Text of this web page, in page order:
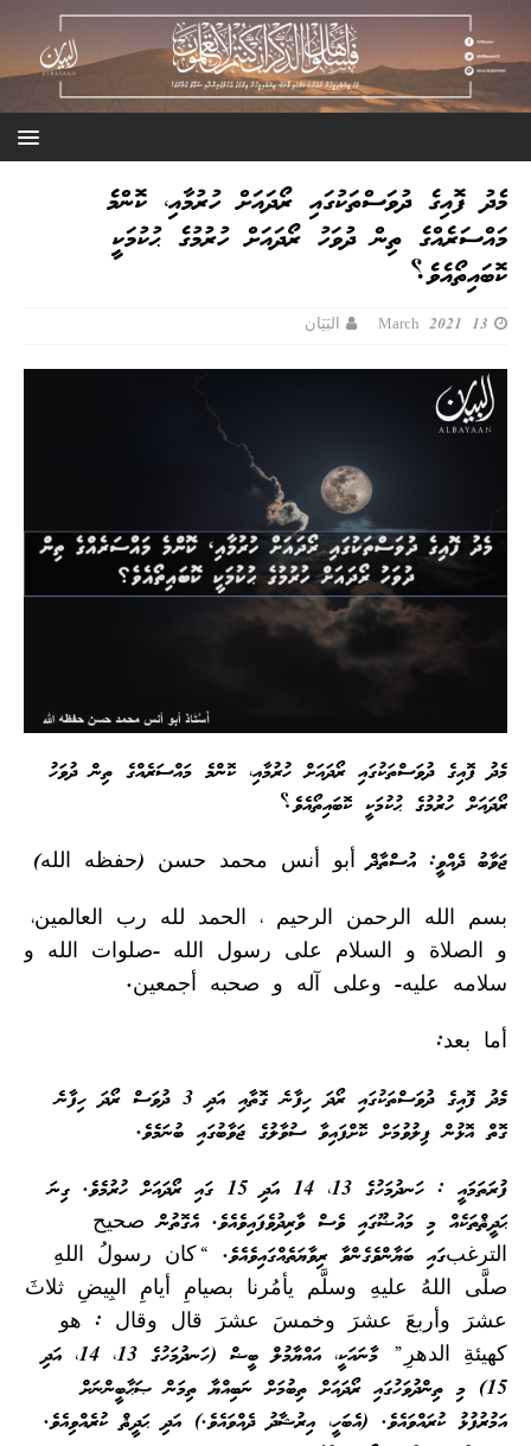
މެދު ފޮއިގެ ދުވަސްތަކުގައި ރޯދައަށް ހުރުމާއި، ކޮންމެ
މައްސަރެއްގެ ތިން ދުވަހު ރޯދައަށް ހުރުމުގެ ޙުކުމަކީ
ކޮބައިތޯއެވެ؟
13 March 2021 البَيَان
މެދު ފޮއިގެ ދުވަސްތަކުގައި ރޯދައަށް ހުރުމާއި، ކޮންމެ މައްސަރެއްގެ ތިން ދުވަހު
ރޯދައަށް ހުރުމުގެ ޙުކުމަކީ ކޮބައިތޯއެވެ؟
ޖަވާބު ދެއްވީ: އުސްތާޛް أبو أنس محمد حسن (حفظه الله)
بسم الله الرحمن الرحيم ، الحمد لله رب العالمين،
و الصلاة و السلام على رسول الله -صلوات الله و
سلامه عليه- وعلى آله و صحبه أجمعين.
أما بعد:
މެދު ފޮއިގެ ދުވަސްތަކުގައި ރޯދަ ހިފާނެ ގޮތާއި އަދި 3 ދުވަސް ރޯދަ ހިފާނެ
ގޮތް އޮޅުން ފިލުވުމަށް ކޮށްފައިވާ ސުވާލުގެ ޖަވާބުގައި ބުނަމެވެ.
ފުރަތަމައީ : ހަނދުމަހުގެ 13، 14 އަދި 15 ގައި ރޯދައަށް ހުރުމެވެ. ގިނަ
ޙަދީޘްތަކެއް މި މައުޟޫގައި ވެސް ވާރިދުވެފައިވެއެވެ. އެގޮތުން صحيح
الترغبގައި ބަޔާންވެގެންވާ ރިވާޔަތެއްގައިވެއެވެ. “كان رسولُ اللهِ
صلَّى اللهُ عليهِ وسلَّم يأمُرنا بصيامِ أيامِ البِيضِ ثلاثَ
عشرَ وأربعَ عشرَ وخمسَ عشرَ قال وقال : هو
كهيئةِ الدهرِ” މާނައަކީ، އައްޔާމުލް ބީޟް (ހަނދުމަހުގެ 13، 14، އަދި
15) މި ތިންދުވަހުގައި ރޯދައަށް ތިބުމަށް ނަބިއްޔާ ތިމަން ޞަޙާބީންނަށް
އަމުރުފުޅު ކުރައްވައެވެ. (އެބަހީ، އިރުޝާދު ދެއްވައެވެ.) އަދި ޙަދީޘް ކުރެއްވިއެވެ.